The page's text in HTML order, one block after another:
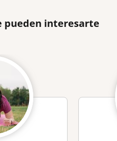
pueden interesarte